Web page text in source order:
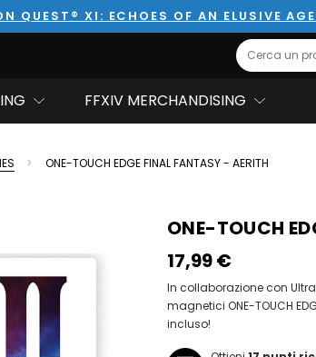
QUEST® XI: ECHOES OF AN ELUSIVE
Search
FFXIV MERCHANDISING
ONE-TOUCH EDGE FINAL FANTASY - AERITH
ONE-TOUCH
17,99‎ ‎€
In collaborazione con
magnetici ONE-TOUCH
incluso!